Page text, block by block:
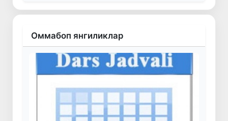
Оммабоп янгиликлар